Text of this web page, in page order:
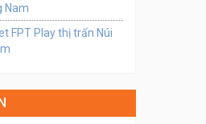
Nam
FPT Play thị trấn Núi